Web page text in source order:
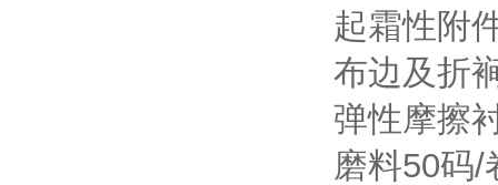
起霜性附
布边及折
弹性摩擦
磨料50码/